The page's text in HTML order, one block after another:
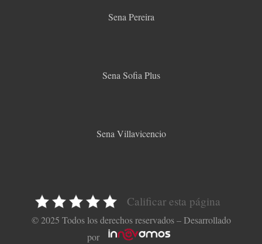
Sena Pereira
Sena Sofia Plus
Sena Villavicencio
Calificar esta página
© 2025 Todos los derechos reservados – Desarrollado
por